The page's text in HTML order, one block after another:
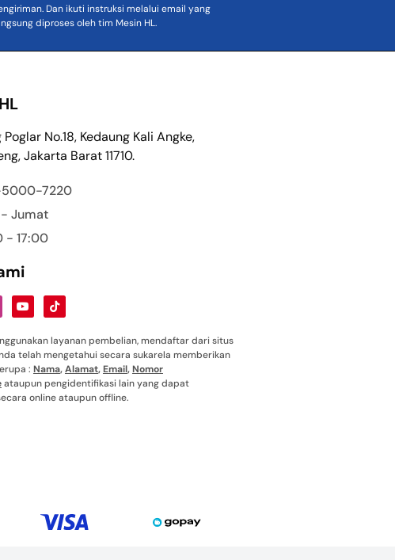
Dan ikuti instruksi melalui email yang
diproses oleh tim Mesin HL.
Poglar No.18, Kedaung Kali Angke,
Jakarta Barat 11710.
7220
- Jumat
- 17:00
layanan pembelian, mendaftar dari situs
telah mengetahui secara sukarela memberikan
: Nama,Alamat,Email,Nomor
ataupun pengidentifikasi lain yang dapat
online ataupun offline.